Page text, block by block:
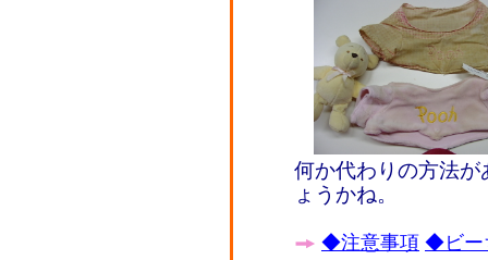
何か代わりの方法
ょうかね。
◆注意事項 ◆ビー